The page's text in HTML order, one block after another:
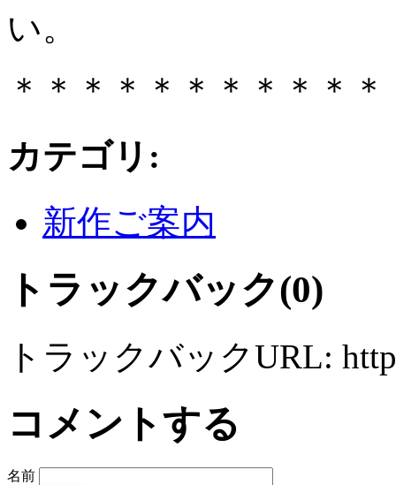
い。
＊＊＊＊＊＊＊＊＊＊
カテゴリ :
新作ご案内
トラックバック(0)
トラックバックURL:
コメントする
名前